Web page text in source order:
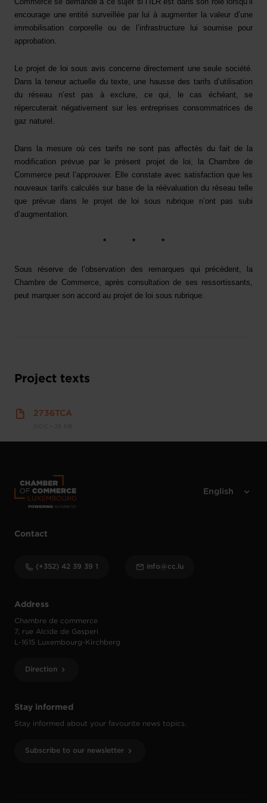
encourage une entité surveillée par lui à augmenter la valeur d’une
immobilisation corporelle ou de l’infrastructure lui soumise pour
approbation.
Le projet de loi sous avis concerne directement une seule société.
Dans la teneur actuelle du texte, une hausse des tarifs d’utilisation
du réseau n’est pas à exclure, ce qui, le cas échéant, se
répercuterait négativement sur les entreprises consommatrices de
gaz naturel.
Dans la mesure où ces tarifs ne sont pas affectés du fait de la
modification prévue par le présent projet de loi, la Chambre de
Commerce peut l’approuver. Elle constate avec satisfaction que les
nouveaux tarifs calculés sur base de la réévaluation du réseau telle
que prévue dans le projet de loi sous rubrique n’ont pas subi
d’augmentation.
* * *
Sous réserve de l’observation des remarques qui précèdent, la
Chambre de Commerce, après consultation de ses ressortissants,
peut marquer son accord au projet de loi sous rubrique.
Project texts
2736TCA
Stay informed
Stay informed about your favourite news topics.
Subscribe to our newsletter
Address
Chambre de commerce
7, rue Alcide de Gasperi
L-1615 Luxembourg-Kirchberg
Direction
Contact
(+352) 42 39 39 1 info@cc.lu